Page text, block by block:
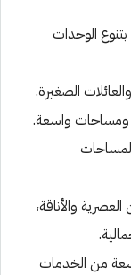
الوحدات
الصغيرة.
ومساحات واسعة.
والأناقة،
من الخدمات